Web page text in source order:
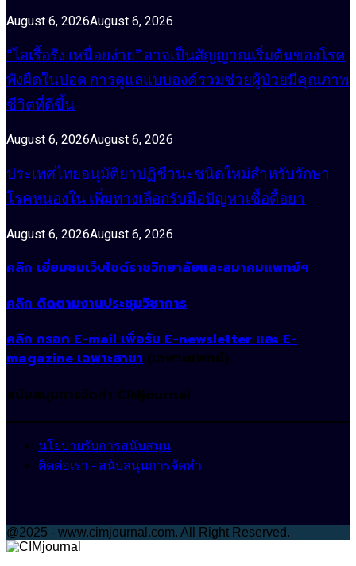
August 6, 2026August 6, 2026
“ไอเรื้อรัง เหนื่อยง่าย” อาจเป็นสัญญาณเริ่มต้นของโรค
พังผืดในปอด การดูแลแบบองค์รวมช่วยผู้ป่วยมีคุณภาพ
ชีวิตที่ดีขึ้น
August 6, 2026August 6, 2026
ประเทศไทยอนุมัติยาปฏิชีวนะชนิดใหม่สำหรับรักษา
โรคหนองใน เพิ่มทางเลือกรับมือปัญหาเชื้อดื้อยา
August 6, 2026August 6, 2026
คลิก เยี่ยมชมเว็บไซต์ราชวิทยาลัยและสมาคมแพทย์ฯ
คลิก ติดตามงานประชุมวิชาการ
คลิก กรอก E-mail เพื่อรับ E-newsletter และ E-
magazine เฉพาะสาขา (เฉพาะแพทย์)
สนับสนุนการจัดทำ CIMjournal
นโยบายรับการสนับสนุน
ติดต่อเรา - สนับสนุนการจัดทำ
@2025 - www.cimjournal.com. All Right Reserved.